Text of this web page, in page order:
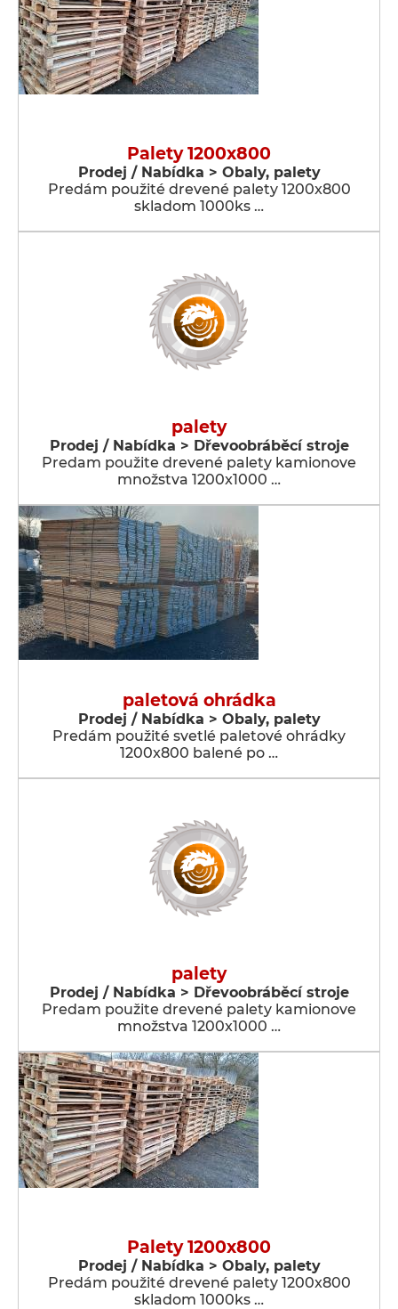
Palety 1200x800
Prodej / Nabídka > Obaly, palety
Predám použité drevené palety 1200x800
skladom 1000ks …
palety
Prodej / Nabídka > Dřevoobráběcí stroje
Predam použite drevené palety kamionove
množstva 1200x1000 …
paletová ohrádka
Prodej / Nabídka > Obaly, palety
Predám použité svetlé paletové ohrádky
1200x800 balené po …
palety
Prodej / Nabídka > Dřevoobráběcí stroje
Predam použite drevené palety kamionove
množstva 1200x1000 …
Palety 1200x800
Prodej / Nabídka > Obaly, palety
Predám použité drevené palety 1200x800
skladom 1000ks …